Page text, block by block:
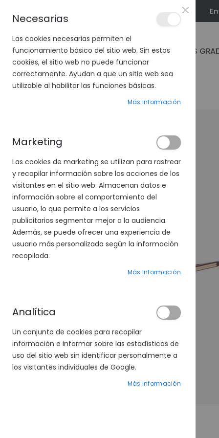
GAFAS
final
la
galería
de
imágenes
Necesarias
Las cookies necesarias permiten el
funcionamiento básico del sitio web. Sin estas
cookies, el sitio web no puede funcionar
correctamente. Ayudan a que un sitio web sea
utilizable al habilitar las funciones básicas.
Más Información
Marketing
Las cookies de marketing se utilizan para rastrear
y recopilar información sobre las acciones de los
visitantes en el sitio web. Almacenan datos e
información sobre el comportamiento del
usuario, lo que permite a los servicios
publicitarios segmentar mejor a la audiencia.
Además, se puede ofrecer una experiencia de
usuario más personalizada según la información
recopilada.
Más Información
Analítica
Un conjunto de cookies para recopilar
información e informar sobre las estadísticas de
uso del sitio web sin identificar personalmente a
los visitantes individuales de Google.
Más Información